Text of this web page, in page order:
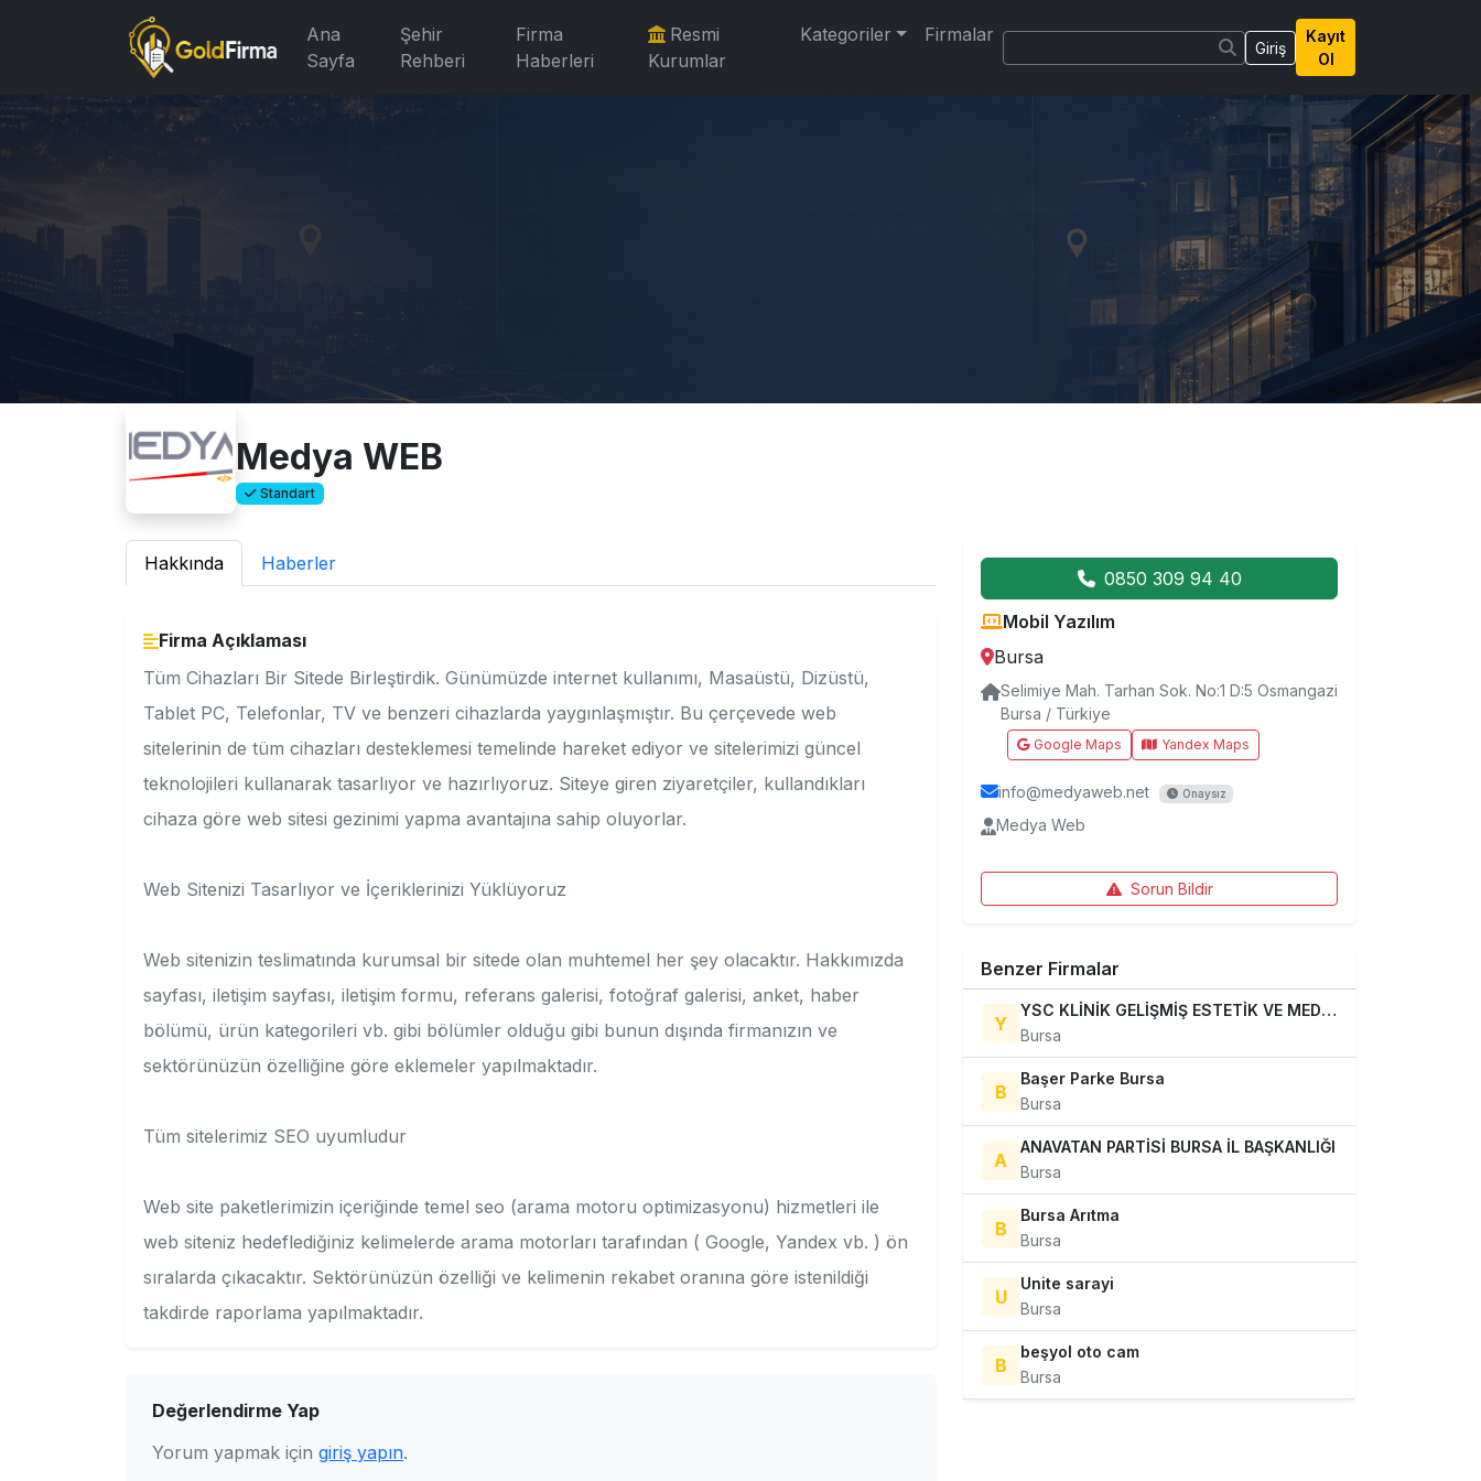
Ana
Sayfa
Şehir
Rehberi
Firma
Haberleri
Resmi
Kurumlar
Kategoriler Firmalar
Giriş
Kayıt
Ol
Medya WEB
Standart
Hakkında Haberler
Firma Açıklaması
Tüm Cihazları Bir Sitede Birleştirdik. Günümüzde internet kullanımı, Masaüstü, Dizüstü,
Tablet PC, Telefonlar, TV ve benzeri cihazlarda yaygınlaşmıştır. Bu çerçevede web
sitelerinin de tüm cihazları desteklemesi temelinde hareket ediyor ve sitelerimizi güncel
teknolojileri kullanarak tasarlıyor ve hazırlıyoruz. Siteye giren ziyaretçiler, kullandıkları
cihaza göre web sitesi gezinimi yapma avantajına sahip oluyorlar.
Web Sitenizi Tasarlıyor ve İçeriklerinizi Yüklüyoruz
Web sitenizin teslimatında kurumsal bir sitede olan muhtemel her şey olacaktır. Hakkımızda
sayfası, iletişim sayfası, iletişim formu, referans galerisi, fotoğraf galerisi, anket, haber
bölümü, ürün kategorileri vb. gibi bölümler olduğu gibi bunun dışında firmanızın ve
sektörünüzün özelliğine göre eklemeler yapılmaktadır.
Tüm sitelerimiz SEO uyumludur
Web site paketlerimizin içeriğinde temel seo (arama motoru optimizasyonu) hizmetleri ile
web siteniz hedeflediğiniz kelimelerde arama motorları tarafından ( Google, Yandex vb. ) ön
sıralarda çıkacaktır. Sektörünüzün özelliği ve kelimenin rekabet oranına göre istenildiği
takdirde raporlama yapılmaktadır.
Değerlendirme Yap
Yorum yapmak için giriş yapın.
0850 309 94 40
Mobil Yazılım
Bursa
Selimiye Mah. Tarhan Sok. No:1 D:5 Osmangazi
Bursa / Türkiye
Google Maps Yandex Maps
info@medyaweb.net Onaysız
Medya Web
Sorun Bildir
Benzer Firmalar
Y
YSC KLİNİK GELİŞMİŞ ESTETİK VE MEDİKAL TEDAVİLER
Bursa
B
Başer Parke Bursa
Bursa
A
ANAVATAN PARTİSİ BURSA İL BAŞKANLIĞI
Bursa
B
Bursa Arıtma
Bursa
U
Unite sarayi
Bursa
B
beşyol oto cam
Bursa